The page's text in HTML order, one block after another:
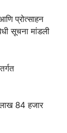
प्रोत्साहन
सूचना मांडली
84 हजार